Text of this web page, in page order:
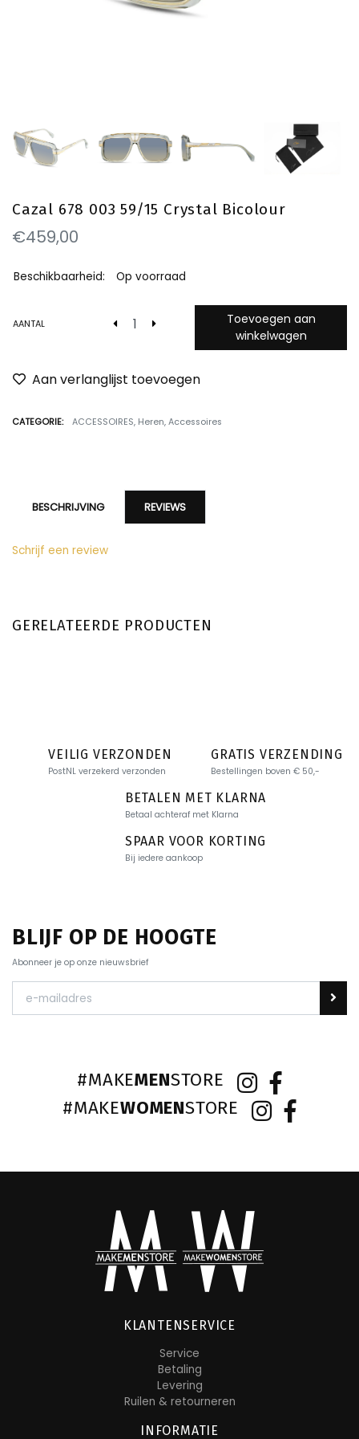
Cazal 678 003 59/15 Crystal Bicolour
€459,00
Beschikbaarheid: Op voorraad
AANTAL
Toevoegen aan
winkelwagen
Aan verlanglijst toevoegen
CATEGORIE: ACCESSOIRES, Heren, Accessoires
BESCHRIJVING REVIEWS
Schrijf een review
GERELATEERDE PRODUCTEN
VEILIG VERZONDEN
PostNL verzekerd verzonden
GRATIS VERZENDING
Bestellingen boven € 50,-
BETALEN MET KLARNA
Betaal achteraf met Klarna
SPAAR VOOR KORTING
Bij iedere aankoop
BLIJF OP DE HOOGTE
Abonneer je op onze nieuwsbrief
#MAKEMENSTORE
#MAKEWOMENSTORE
KLANTENSERVICE
Service
Betaling
Levering
Ruilen & retourneren
INFORMATIE